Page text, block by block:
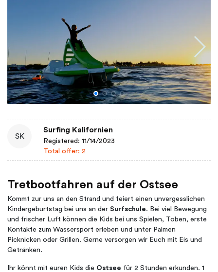
SK
Surfing Kalifornien
Registered: 11/14/2023
Total offer: 2
Tretbootfahren auf der Ostsee
Kommt zur uns an den Strand und feiert einen unvergesslichen
Kindergeburtstag bei uns an der Surfschule. Bei viel Bewegung
und frischer Luft können die Kids bei uns Spielen, Toben, erste
Kontakte zum Wassersport erleben und unter Palmen
Picknicken oder Grillen. Gerne versorgen wir Euch mit Eis und
Getränken.
Ihr könnt mit euren Kids die Ostsee für 2 Stunden erkunden. 1